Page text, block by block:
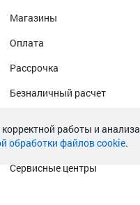
Магазины
Оплата
Рассрочка
Безналичный расчет
Гарантийное обслуживание
Сервисные центры
работы и анализа
обработки файлов cookie.